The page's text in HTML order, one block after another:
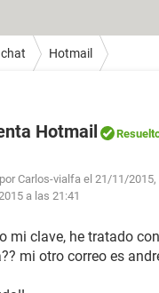
Hotmail
Hotmail
Carlos-vialfa el 21/11/2015,
a las 21:41
mi clave, he tratado
mi otro correo es